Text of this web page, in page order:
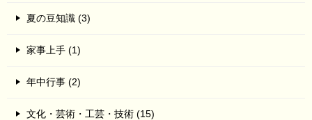
夏の豆知識 (3)
家事上手 (1)
年中行事 (2)
文化・芸術・工芸・技術 (15)